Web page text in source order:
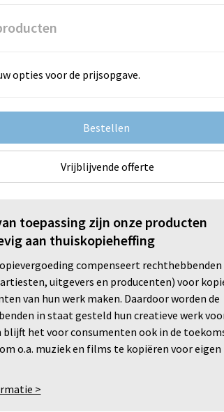
opties voor de prijsopgave.
Bestellen
Vrijblijvende offerte
toepassing zijn onze producten
aan thuiskopieheffing
compenseert rechthebbenden
uitgevers en producenten) voor
van hun werk maken. Daardoor worden de
in staat gesteld hun creatieve werk
blijft het voor consumenten ook in de
o.a. muziek en films te kopiëren voor eigen
>